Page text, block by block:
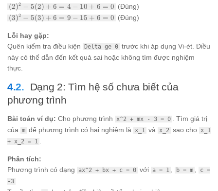
(2)^2
-
5(2)
= 4 -
10 +
6 = 0
(2)2 − 5(2) + 6 = 4 − 10 + 6 = 0 (Đúng)
(3)^2
-
5(3)
= 9 -
15 +
6 = 0
(3)2 − 5(3) + 6 = 9 − 15 + 6 = 0 (Đúng)
Lỗi hay gặp:
Quên kiểm tra điều kiện Delta ge 0 trước khi áp dụng Vi-ét. Điều
này có thể dẫn đến kết quả sai hoặc không tìm được nghiệm
thực.
Dạng 2: Tìm hệ số chưa biết của
phương trình
Bài toán ví dụ: Cho phương trình x^2 + mx - 3 = 0
. Tìm giá trị
của m để phương trình có hai nghiệm là x_1 và x_2 sao cho x_1
+ x_2 = 1
Phân tích:
Phương trình có dạng
ax^2 + bx + c = 0 với a = 1 b = m
c =
-3